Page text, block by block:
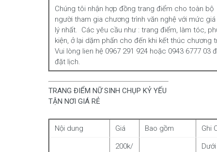
Chúng tôi nhận hợp đồng trang điểm cho toàn bộ
người tham gia chương trình văn nghệ với mức
lý nhất. Các yêu cầu như : trang điểm, làm tóc,
kiện, ở lại dặm phấn cho đến khi kết thúc chương
Vui lòng lien hệ 0967 291 924 hoặc 0943 6777 03
đặt lịch.
TRANG ĐIỂM NỮ SINH CHỤP KỶ YẾU
TẬN NƠI GIÁ RẺ
Nội dung Giá Bao gồm Ghi
200k/